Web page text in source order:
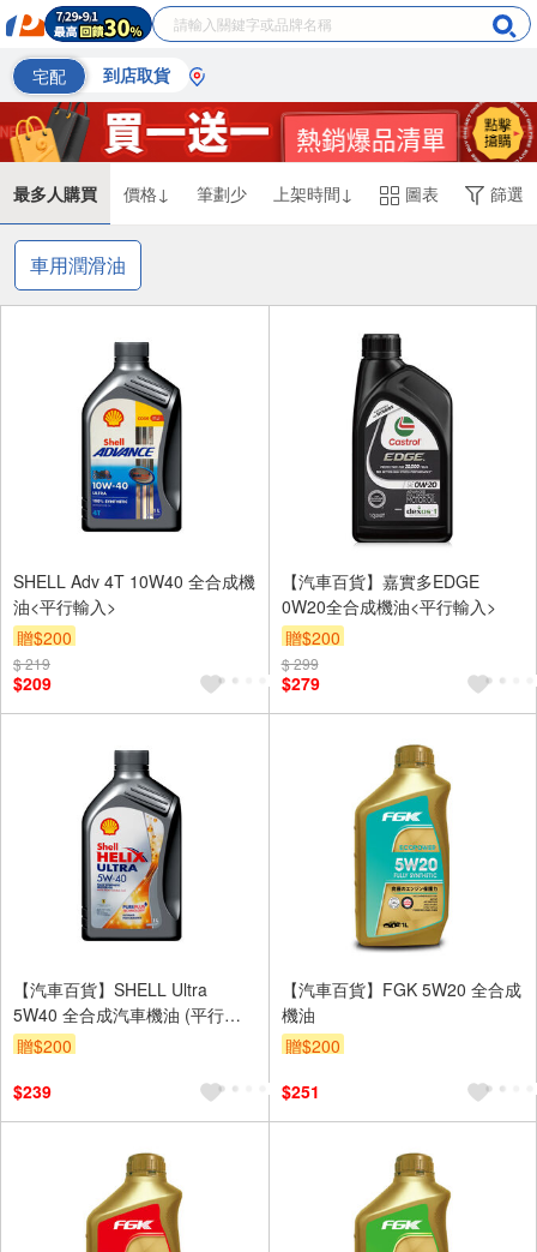
宅配 到店取貨
最多人購買 價格↓ 筆劃少 上架時間↓ 圖表 篩選
車用潤滑油
SHELL Adv 4T 10W40 全合成機
油<平行輸入>
贈$200
$ 219
$209
【汽車百貨】嘉實多EDGE
0W20全合成機油<平行輸入>
贈$200
$ 299
$279
【汽車百貨】SHELL Ultra
5W40 全合成汽車機油 (平行輸
入)
贈$200
$239
【汽車百貨】FGK 5W20 全合成
機油
贈$200
$251